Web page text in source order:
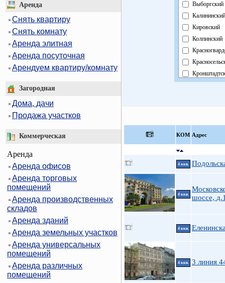
Аренда
Снять квартиру
Снять комнату
Аренда элитная
Аренда посуточная
Арендуем квартиру/комнату
Загородная
Дома, дачи
Продажа участков
Коммерческая
Аренда
Аренда офисов
Аренда торговых
помещений
Аренда производственных
складов
Аренда зданий
Аренда земельных участков
Аренда универсальных
помещений
Аренда различных
помещений
Выборгский
Калининский
Кировский
Колпинский
Павловский
Приморский
Фрунзенский
КOМ Адрес
4 ккв.
4 ккв.
шоссе,
4 ккв.
4 ккв. 3 линия